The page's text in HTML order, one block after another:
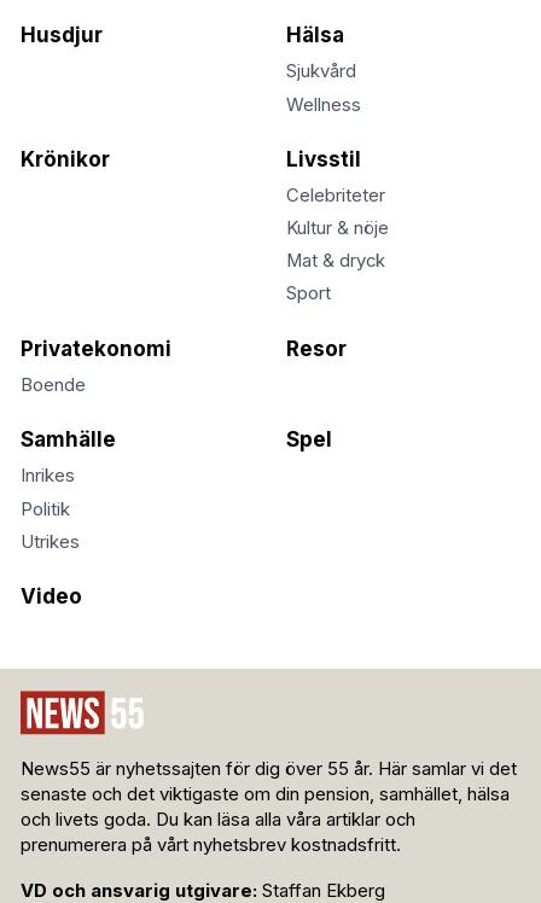
Husdjur Hälsa
Sjukvård
Wellness
Krönikor Livsstil
Celebriteter
Kultur & nöje
Mat & dryck
Sport
Privatekonomi
Boende
Resor
Samhälle
Inrikes
Politik
Utrikes
Spel
Video
News55 är nyhetssajten för dig över 55 år. Här samlar vi det
senaste och det viktigaste om din pension, samhället, hälsa
och livets goda. Du kan läsa alla våra artiklar och
prenumerera på vårt nyhetsbrev kostnadsfritt.
VD och ansvarig utgivare: Staffan Ekberg